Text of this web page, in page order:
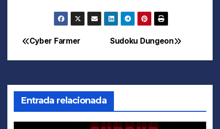
Navegación
de
entradas
Sudoku Dungeon
Cyber Farmer
Entrada relacionada